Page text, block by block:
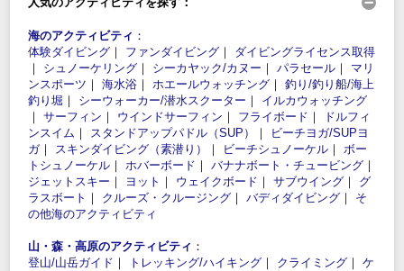
海のアクティビティ ：
体験ダイビング ｜ ファンダイビング ｜ ダイビングライセンス取得
｜ シュノーケリング ｜ シーカヤック/カヌー ｜ パラセール ｜ マリ
ンスポーツ ｜ 海水浴 ｜ ホエールウォッチング ｜ 釣り/釣り船/海上
釣り堀 ｜ シーウォーカー/潜水スクーター ｜ イルカウォッチング
｜ サーフィン ｜ ウインドサーフィン ｜ フライボード ｜
ドルフィ
ンスイム ｜ スタンドアップパドル（SUP） ｜
ビーチヨガ/SUPヨ
ガ｜ スキンダイビング（素潜り） ｜ ビーチシュノーケル ｜ ボー
トシュノーケル ｜ ホバーボード ｜ バナナボート・チュービング ｜
ジェットスキー ｜ ヨット ｜ ウェイクボード ｜ サブウイング ｜ グ
ラスボート ｜ クルーズ・クルージング ｜ バディダイビング ｜ そ
の他海のアクティビティ
山・森・高原のアクティビティ ：
登山/山岳ガイド ｜ トレッキング/ハイキング ｜ クライミング ｜ ケ